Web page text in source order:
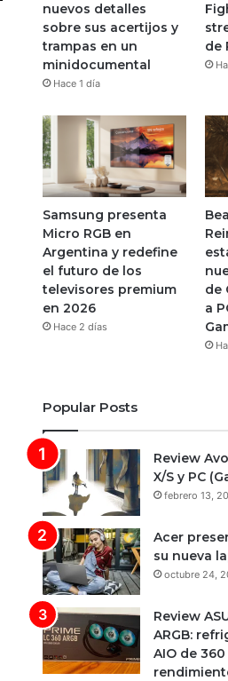
nuevos detalles
sobre sus acertijos y
trampas en un
minidocumental
Hace 1 día
de
Samsung presenta
Micro RGB en
Argentina y redefine
el futuro de los
televisores premium
en 2026
Hace 2 días
de
a
Popular Posts
Review
X/S y PC
febrero 13,
Acer
su nueva
octubre 24,
Review
ARGB:
AIO de